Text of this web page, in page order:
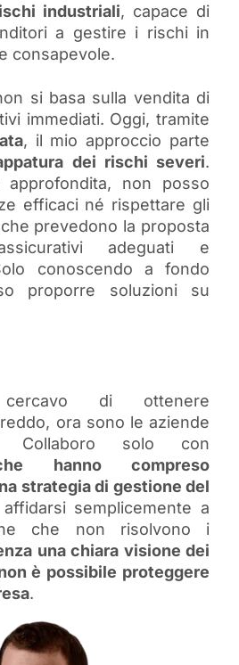
industriali, capace di
a gestire i rischi in
consapevole.
si basa sulla vendita di
immediati. Oggi, tramite
, il mio approccio parte
dei rischi severi.
approfondita, non posso
efficaci né rispettare gli
prevedono la proposta
adeguati e
conoscendo a fondo
proporre soluzioni su
di ottenere
ora sono le aziende
Collaboro solo con
hanno compreso
strategia di gestione del
semplicemente a
che non risolvono i
una chiara visione dei
è possibile proteggere
.